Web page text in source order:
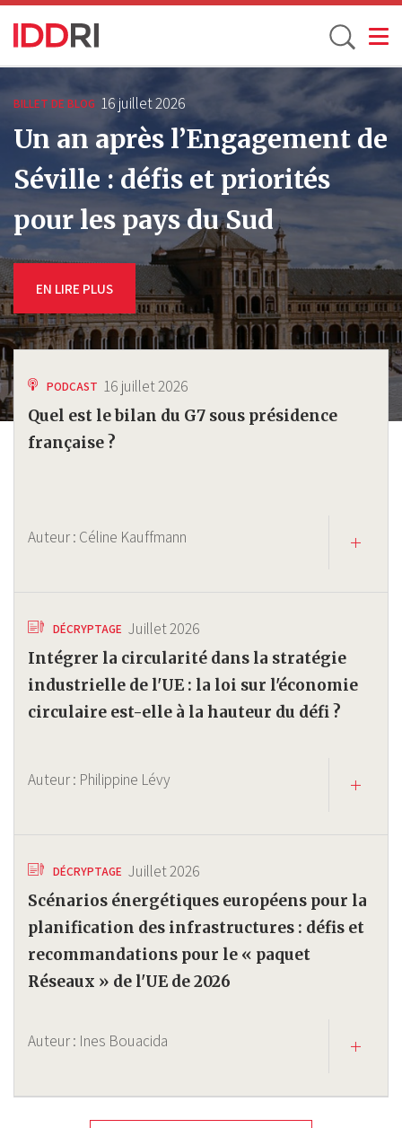
au
contenu
principal
Toggle
BILLET DE BLOG 16 juillet 2026
Un an après l’Engagement de
Séville : défis et priorités
pour les pays du Sud
EN LIRE PLUS
PODCAST 16 juillet 2026
Quel est le bilan du G7 sous présidence
française ?
Auteur : Céline Kauffmann
DÉCRYPTAGE Juillet 2026
Intégrer la circularité dans la stratégie
industrielle de l'UE : la loi sur l'économie
circulaire est-elle à la hauteur du défi ?
Auteur : Philippine Lévy
DÉCRYPTAGE Juillet 2026
Scénarios énergétiques européens pour la
planification des infrastructures : défis et
recommandations pour le « paquet
Réseaux » de l'UE de 2026
Auteur : Ines Bouacida